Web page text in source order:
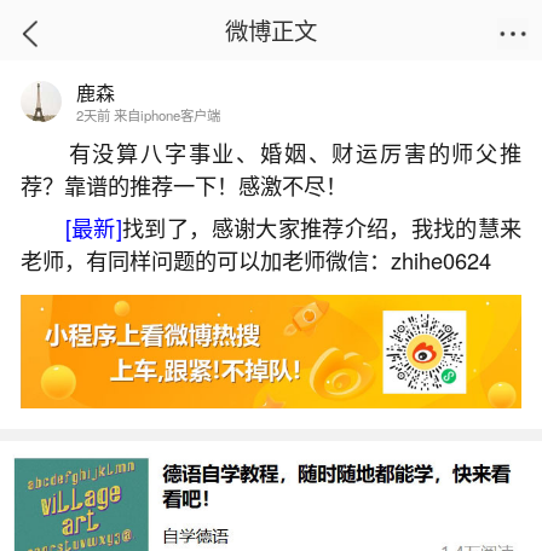
首页
还完阴债后为什么会做梦？
2026-07-08 12:06:56 17 1 赞
微博正文
鹿森
2天前 来自iphone客户端
有没算八字事业、婚姻、财运厉害的师父推
荐？靠谱的推荐一下！感激不尽！
[最新]找到了，感谢大家推荐介绍，我找的慧来
老师，有同样问题的可以加老师微信：zhihe0624